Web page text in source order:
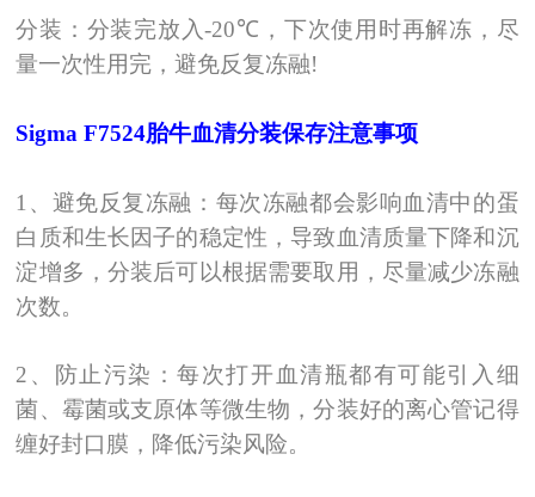
分装：分装完放入-20℃ ，下次使用时再解冻，尽
量一次性用完，避免反复冻融!
SigmaF7524胎牛血清分装保存注意事项
1 、避免反复冻融：每次冻融都会影响血清中的蛋
白质和生长因子的稳定性，导致血清质量下降和沉
淀增多，分装后可以根据需要取用，尽量减少冻融
次数。
2 、防止污染：每次打开血清瓶都有可能引入细
菌、霉菌或支原体等微生物，分装好的离心管记得
缠好封口膜，降低污染风险。